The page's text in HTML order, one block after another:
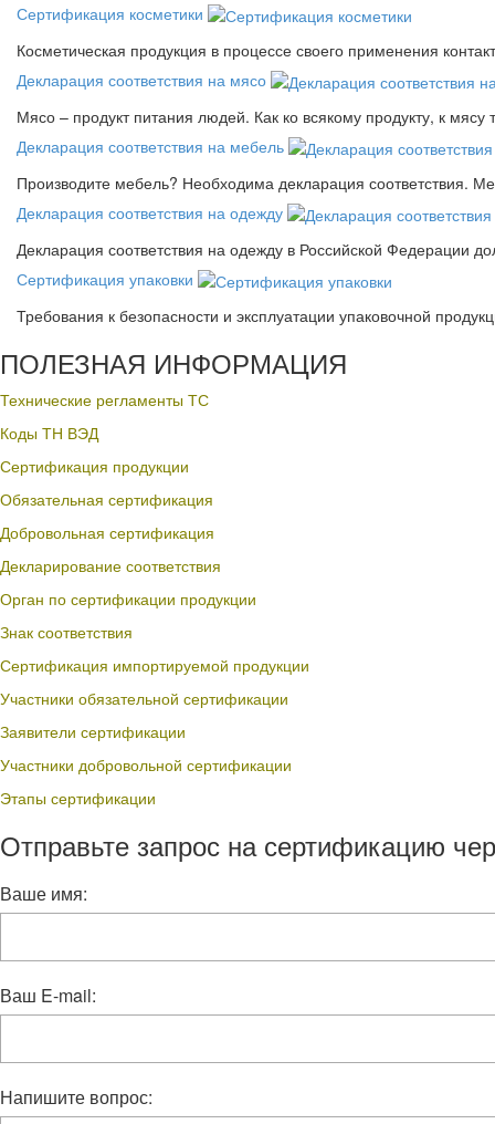
Сертификация косметики
Косметическая продукция в процессе своего применения
Декларация соответствия на мясо
Мясо – продукт питания людей. Как ко всякому продукту, к мясу
Декларация соответствия на мебель
Производите мебель? Необходима декларация соответствия.
Декларация соответствия на одежду
Декларация соответствия на одежду в Российской Федерации
Сертификация упаковки
Требования к безопасности и эксплуатации упаковочной
ПОЛЕЗНАЯ ИНФОРМАЦИЯ
Технические регламенты ТС
Коды ТН ВЭД
Сертификация продукции
Обязательная сертификация
Добровольная сертификация
Декларирование соответствия
Орган по сертификации продукции
Знак соответствия
Сертификация импортируемой продукции
Участники обязательной сертификации
Заявители сертификации
Участники добровольной сертификации
Этапы сертификации
Отправьте запрос на сертификацию
Ваше имя:
Ваш E-mail:
Напишите вопрос: